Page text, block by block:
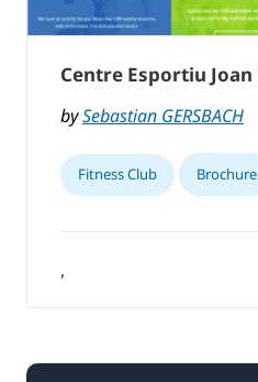
Centre Esportiu
bySebastian GERSBACH
Fitness Club Brochure
,